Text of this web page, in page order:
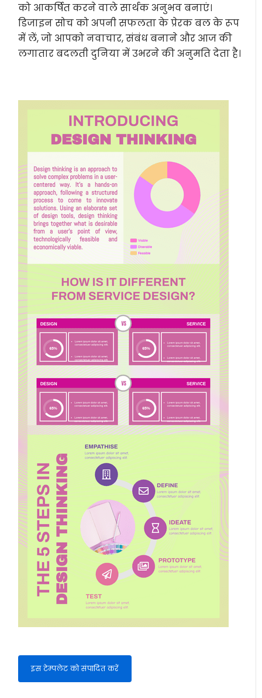
को आकर्षित करने वाले सार्थक अनुभव बनाएं।
डिजाइन सोच को अपनी सफलता के प्रेरक बल के रूप
में लें, जो आपको नवाचार, संबंध बनाने और आज की
लगातार बदलती दुनिया में उभरने की अनुमति देता है।
इस टेम्पलेट को संपादित करें